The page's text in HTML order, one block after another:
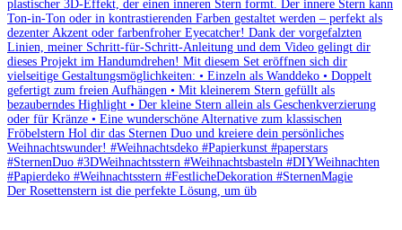
Der Rosettenstern ist die perfekte Lösung, um üb